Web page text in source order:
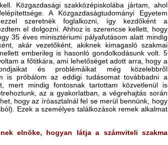
Közgazdasági szakközépiskolába jártam, ahol
A Közgazdaságtudományi Egyetem
szeretnék foglalkozni, így kezdőként a
el dolgozni. Ahhoz is szerencse kellett, hogy
35 éves minisztériumi pályafutásom alatt mindig
akár vezetőként, akiknek kimagasló szakmai
emberileg is hasonló gondolkodásunk volt. 5
a főtitkára, ami lehetőséget adott arra, hogy a
és problémáikat még közelebbről
is próbálom az eddigi tudásomat továbbadni a
mert mindig fontosnak tartottam közvetlenül is
az a gyakorlatban, a végrehajtás során
hogy az íróasztalnál fel se merül bennünk, hogy
Ezek a személyes találkozások remek alkalmat
elnöke, hogyan látja a számviteli szakma